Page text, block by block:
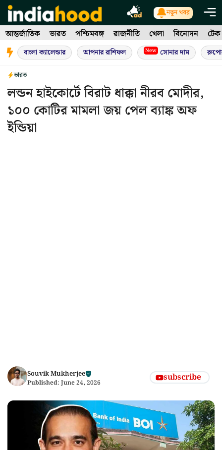
Skip
to
content
নতুন খবর
আন্তর্জাতিক ভারত পশ্চিমবঙ্গ রাজনীতি খেলা বিনোদন টেক
বাংলা ক্যালেন্ডার আপনার রাশিফল New সোনার দাম
ভারত
লন্ডন হাইকোর্টে বিরাট ধাক্কা নীরব মোদীর,
১০০ কোটির মামলা জয় পেল ব্যাঙ্ক অফ
ইন্ডিয়া
Souvik Mukherjee
Published: June 24, 2026 subscribe